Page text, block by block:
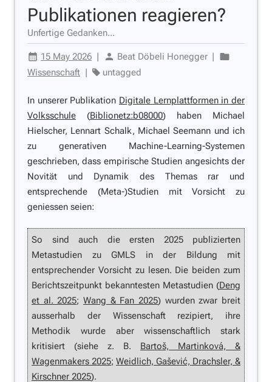
Publikationen reagieren?
Unfertige Gedanken...
15 May 2026 | Beat Döbeli Honegger |
Wissenschaft | untagged
In unserer Publikation Digitale Lernplattformen in der
Volksschule (Biblionetz:b08000) haben Michael
Hielscher, Lennart Schalk, Michael Seemann und ich
zu generativen Machine-Learning-Systemen
geschrieben, dass empirische Studien angesichts der
Novität und Dynamik des Themas rar und
entsprechende (Meta-)Studien mit Vorsicht zu
geniessen seien:
So sind auch die ersten 2025 publizierten
Metastudien zu GMLS in der Bildung mit
entsprechender Vorsicht zu lesen. Die beiden zum
Berichtszeitpunkt bekanntesten Metastudien (Deng
et al. 2025;Wang & Fan 2025) wurden zwar breit
ausserhalb der Wissenschaft rezipiert, ihre
Methodik wurde aber wissenschaftlich stark
kritisiert (siehe z. B. Bartoš, Martinková, &
Wagenmakers 2025; Weidlich, Gašević, Drachsler, &
Kirschner 2025).